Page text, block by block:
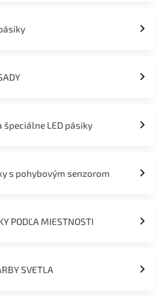
špeciálne LED pásiky
s pohybovým senzorom
PODĽA MIESTNOSTI
SVETLA